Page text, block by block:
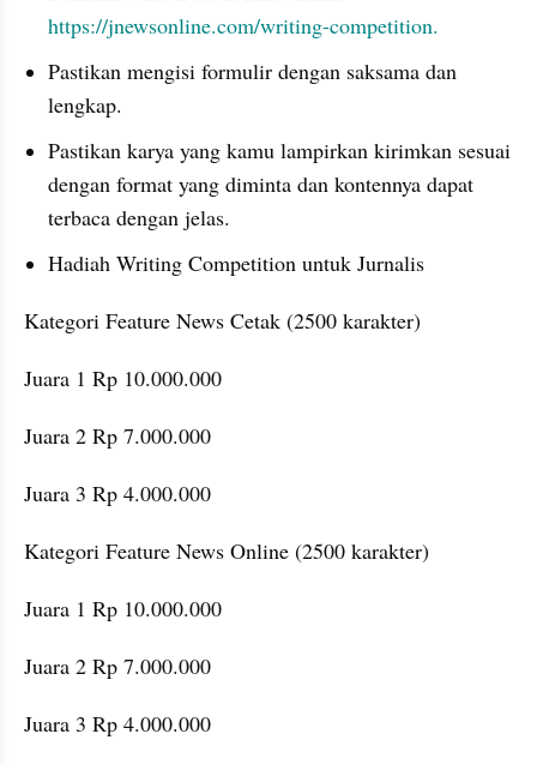
https://jnewsonline.com/writing-competition.
Pastikan mengisi formulir dengan saksama dan
lengkap.
Pastikan karya yang kamu lampirkan kirimkan sesuai
dengan format yang diminta dan kontennya dapat
terbaca dengan jelas.
Hadiah Writing Competition untuk Jurnalis
Kategori Feature News Cetak (2500 karakter)
Juara 1 Rp 10.000.000
Juara 2 Rp 7.000.000
Juara 3 Rp 4.000.000
Kategori Feature News Online (2500 karakter)
Juara 1 Rp 10.000.000
Juara 2 Rp 7.000.000
Juara 3 Rp 4.000.000